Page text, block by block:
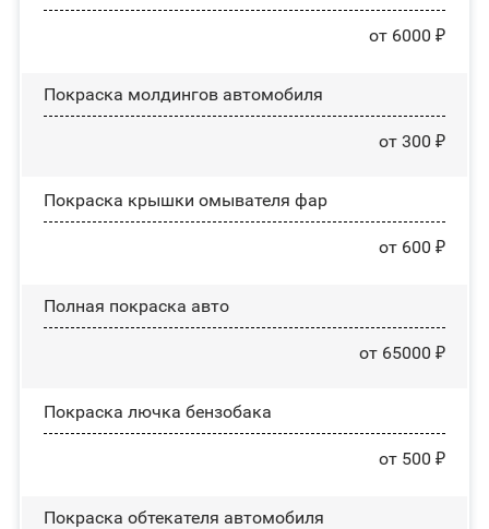
от 6000 ₽
Покраска молдингов автомобиля
от 300 ₽
Покраска крышки омывателя фар
от 600 ₽
Полная покраска авто
от 65000 ₽
Покраска лючка бензобака
от 500 ₽
Покраска обтекателя автомобиля